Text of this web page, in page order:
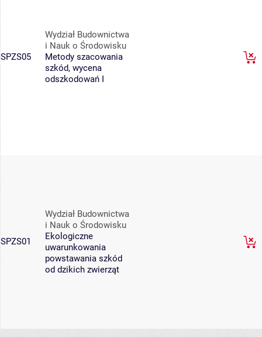
SPZS05
Wydział Budownictwa
i Nauk o Środowisku
Metody szacowania
szkód, wycena
odszkodowań I
SPZS01
Wydział Budownictwa
i Nauk o Środowisku
Ekologiczne
uwarunkowania
powstawania szkód
od dzikich zwierząt